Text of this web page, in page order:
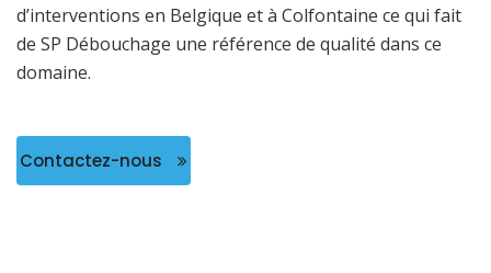
d’interventions en Belgique et à Colfontaine ce qui fait
de SP Débouchage une référence de qualité dans ce
domaine.
Contactez-nous